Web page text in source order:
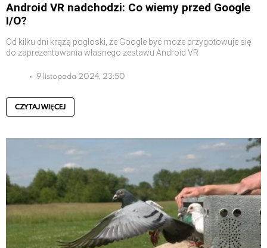
Android VR nadchodzi: Co wiemy przed Google
I/O?
Od kilku dni krążą pogłoski, że Google być może przygotowuje się
do zaprezentowania własnego zestawu Android VR
9 listopada 2024, 23:50
CZYTAJ WIĘCEJ